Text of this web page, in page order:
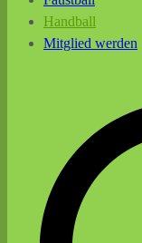
Handball
Mitglied werden